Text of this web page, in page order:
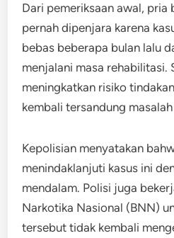
Dari pemeriksaan awal, pria
pernah dipenjara karena
bebas beberapa bulan lalu
menjalani masa rehabilitasi.
meningkatkan risiko
kembali tersandung
Kepolisian menyatakan
menindaklanjuti kasus ini
mendalam. Polisi juga
Narkotika Nasional (BNN)
tersebut tidak kembali